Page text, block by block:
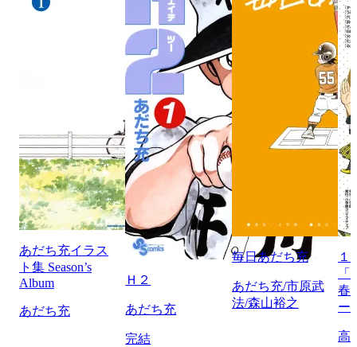
あだち充イラス
ト集 Season’s
Album
あだち充
Ｈ２
あだち充
完結
毎日あだち充
あだち充/市原武
法/森山裕之
１
春
ー
高